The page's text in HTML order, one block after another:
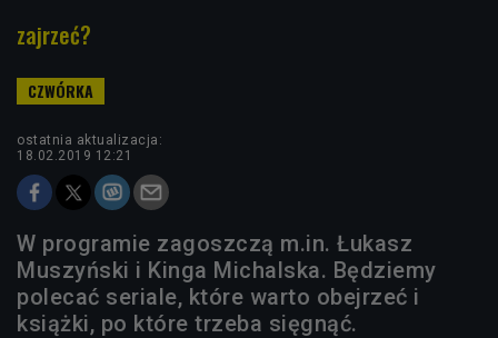
zajrzeć?
ostatnia aktualizacja:
18.02.2019 12:21
W programie zagoszczą m.in. Łukasz
Muszyński i Kinga Michalska. Będziemy
polecać seriale, które warto obejrzeć i
książki, po które trzeba sięgnąć.